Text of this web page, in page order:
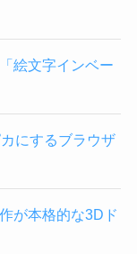
絵文字インベー
にするブラウザ
が本格的な3Dド